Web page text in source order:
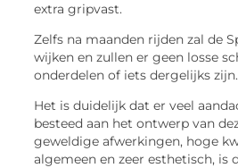
extra gripvast.
Zelfs na maanden rijden zal de
wijken en zullen er geen losse
onderdelen of iets dergelijks zijn.
Het is duidelijk dat er veel
besteed aan het ontwerp van
geweldige afwerkingen, hoge
algemeen en zeer esthetisch, is